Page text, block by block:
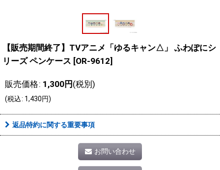
【販売期間終了】TVアニメ「ゆるキャン△」 ふわぽにシ
リーズ ペンケース [OR-9612]
販売価格: 1,300円 (税別)
(税込: 1,430円)
返品特約に関する重要事項
お問い合わせ